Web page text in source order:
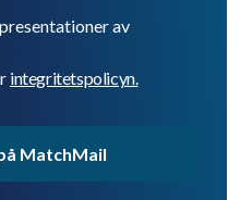
av
integritetspolicyn.
MatchMail